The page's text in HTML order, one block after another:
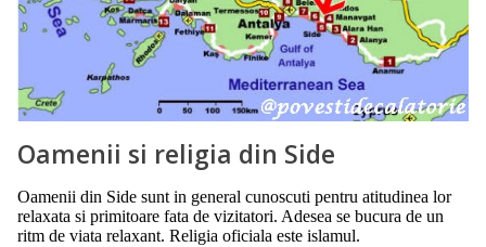
Oamenii si religia din Side
Oamenii din Side sunt in general cunoscuti pentru atitudinea lor
relaxata si primitoare fata de vizitatori. Adesea se bucura de un
ritm de viata relaxant. Religia oficiala este islamul.